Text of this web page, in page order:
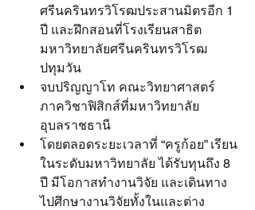
ศรีนครินทรวิโรฒประสานมิตรอีก 1
ปี และฝึกสอนที่โรงเรียนสาธิต
มหาวิทยาลัยศรีนครินทรวิโรฒ
ปทุมวัน
จบปริญญาโท คณะวิทยาศาสตร์
ภาควิชาฟิสิกส์ที่มหาวิทยาลัย
อุบลราชธานี
โดยตลอดระยะเวลาที่ “ครูก้อย” เรียน
ในระดับมหาวิทยาลัย ได้รับทุนถึง 8
ปี มีโอกาสทำงานวิจัย และเดินทาง
ไปศึกษางานวิจัยทั้งในและต่าง